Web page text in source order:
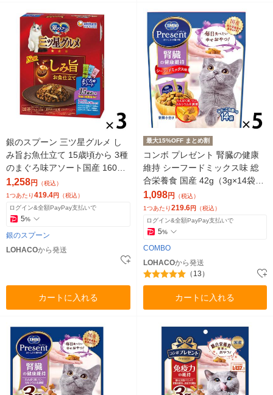
銀のスプーン 三ツ星グルメ し
み旨お魚仕立て 15歳頃から 3種
のまぐろ味アソート国産 160g
（16g×10袋）3個 キャットフー
ド 猫 ドライ
1,258円 （税込）
1つあたり419.4円 （税込）
ログイン&全額PayPay支払いで
5%
銀のスプーン
LOHACOから発送
カートに入れる
最大15%OFF まとめ割
コンボ プレゼント 腎臓の健康
維持 シーフードミックス味 総
合栄養食 国産 42g（3g×14袋）
5個 猫 おやつ
1,098円 （税込）
1つあたり219.6円 （税込）
ログイン&全額PayPay支払いで
5%
COMBO
LOHACOから発送
（13）
カートに入れる